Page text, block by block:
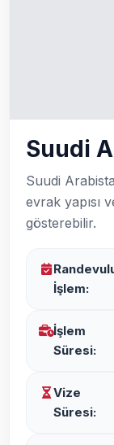
Suudi
Suudi
evrak yapısı
gösterebilir.
İşlem:
İşlem
Süresi:
Vize
Süresi: